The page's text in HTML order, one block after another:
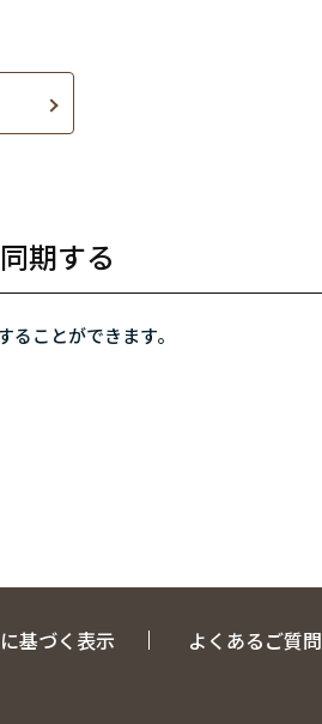
期する
ことができます。
基づく表示 よくあるご質問